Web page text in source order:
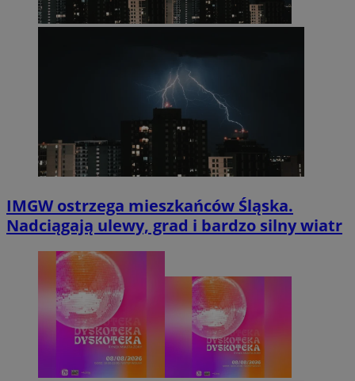
IMGW ostrzega mieszkańców Śląska.
Nadciągają ulewy, grad i bardzo silny wiatr